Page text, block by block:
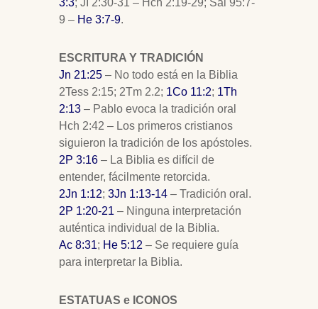
3:3; JI 2:30-31 – Hch 2:19-29; Sal 95:7-
9 – He 3:7-9.
ESCRITURA Y TRADICIÓN
Jn 21:25 – No todo está en la Biblia
2Tess 2:15; 2Tm 2.2; 1Co 11:2; 1Th
2:13 – Pablo evoca la tradición oral
Hch 2:42 – Los primeros cristianos
siguieron la tradición de los apóstoles.
2P 3:16 – La Biblia es difícil de
entender, fácilmente retorcida.
2Jn 1:12; 3Jn 1:13-14 – Tradición oral.
2P 1:20-21 – Ninguna interpretación
auténtica individual de la Biblia.
Ac 8:31; He 5:12 – Se requiere guía
para interpretar la Biblia.
ESTATUAS e ICONOS